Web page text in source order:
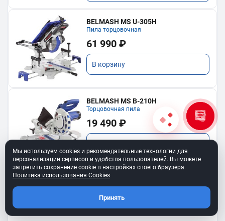
BELMASH MS U-305H
Пила торцовочная
61 990 ₽
В корзину
BELMASH MS B-210H
Торцовочная пила
19 490 ₽
Мы используем cookies и рекомендательные технологии для
персонализации сервисов и удобства пользователей. Вы можете
запретить сохранение cookie в настройках своего браузера.
Политика использования Cookies
Принять